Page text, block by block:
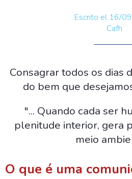
Escrito el 16/
Cafh
Consagrar todos os dias
do bem que
"... Quando cada ser
plenitude interior, gera
meio
O que é uma